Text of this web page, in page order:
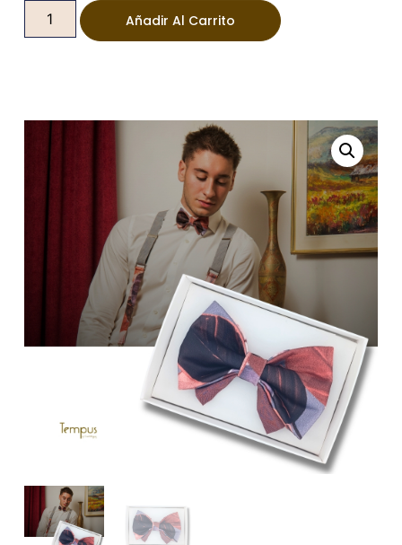
Añadir Al Carrito